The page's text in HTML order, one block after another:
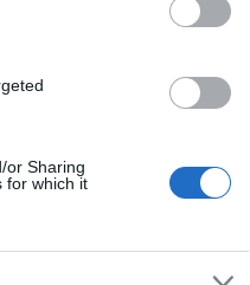
or Sharing
for which it